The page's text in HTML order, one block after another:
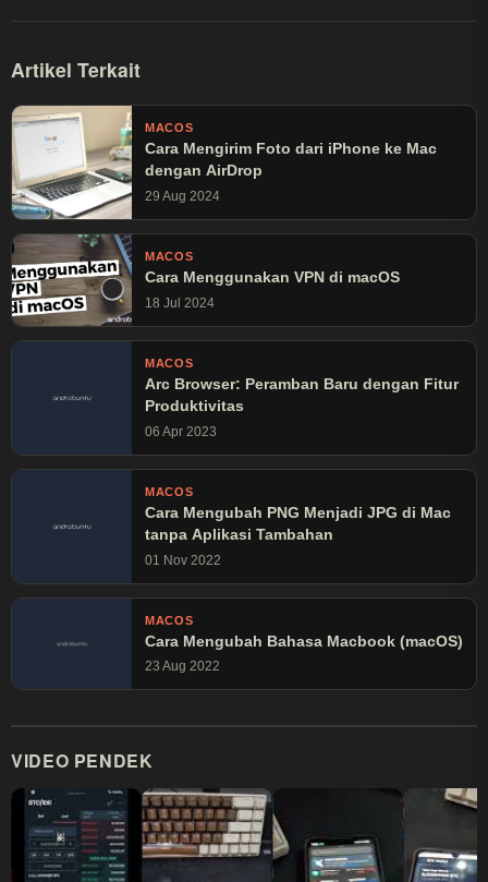
Artikel Terkait
MACOS
Cara Mengirim Foto dari iPhone ke Mac
dengan AirDrop
29 Aug 2024
MACOS
Cara Menggunakan VPN di macOS
18 Jul 2024
MACOS
Arc Browser: Peramban Baru dengan Fitur
Produktivitas
06 Apr 2023
MACOS
Cara Mengubah PNG Menjadi JPG di Mac
tanpa Aplikasi Tambahan
01 Nov 2022
MACOS
Cara Mengubah Bahasa Macbook (macOS)
23 Aug 2022
VIDEO PENDEK